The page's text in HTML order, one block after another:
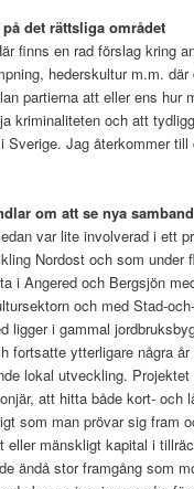
det rättsliga området
finns en rad förslag kring
hederskultur m.m.
partierna att eller ens hur
kriminaliteten och att
Sverige. Jag återkommer
om att se nya samband
var lite involverad i ett
Nordost och som under
i Angered och Bergsjön
och med Stad-
ligger i gammal
fortsatte ytterligare några år
lokal utveckling.
att hitta både kort- och
som man prövar sig fram
eller mänskligt kapital i
ändå stor framgång som